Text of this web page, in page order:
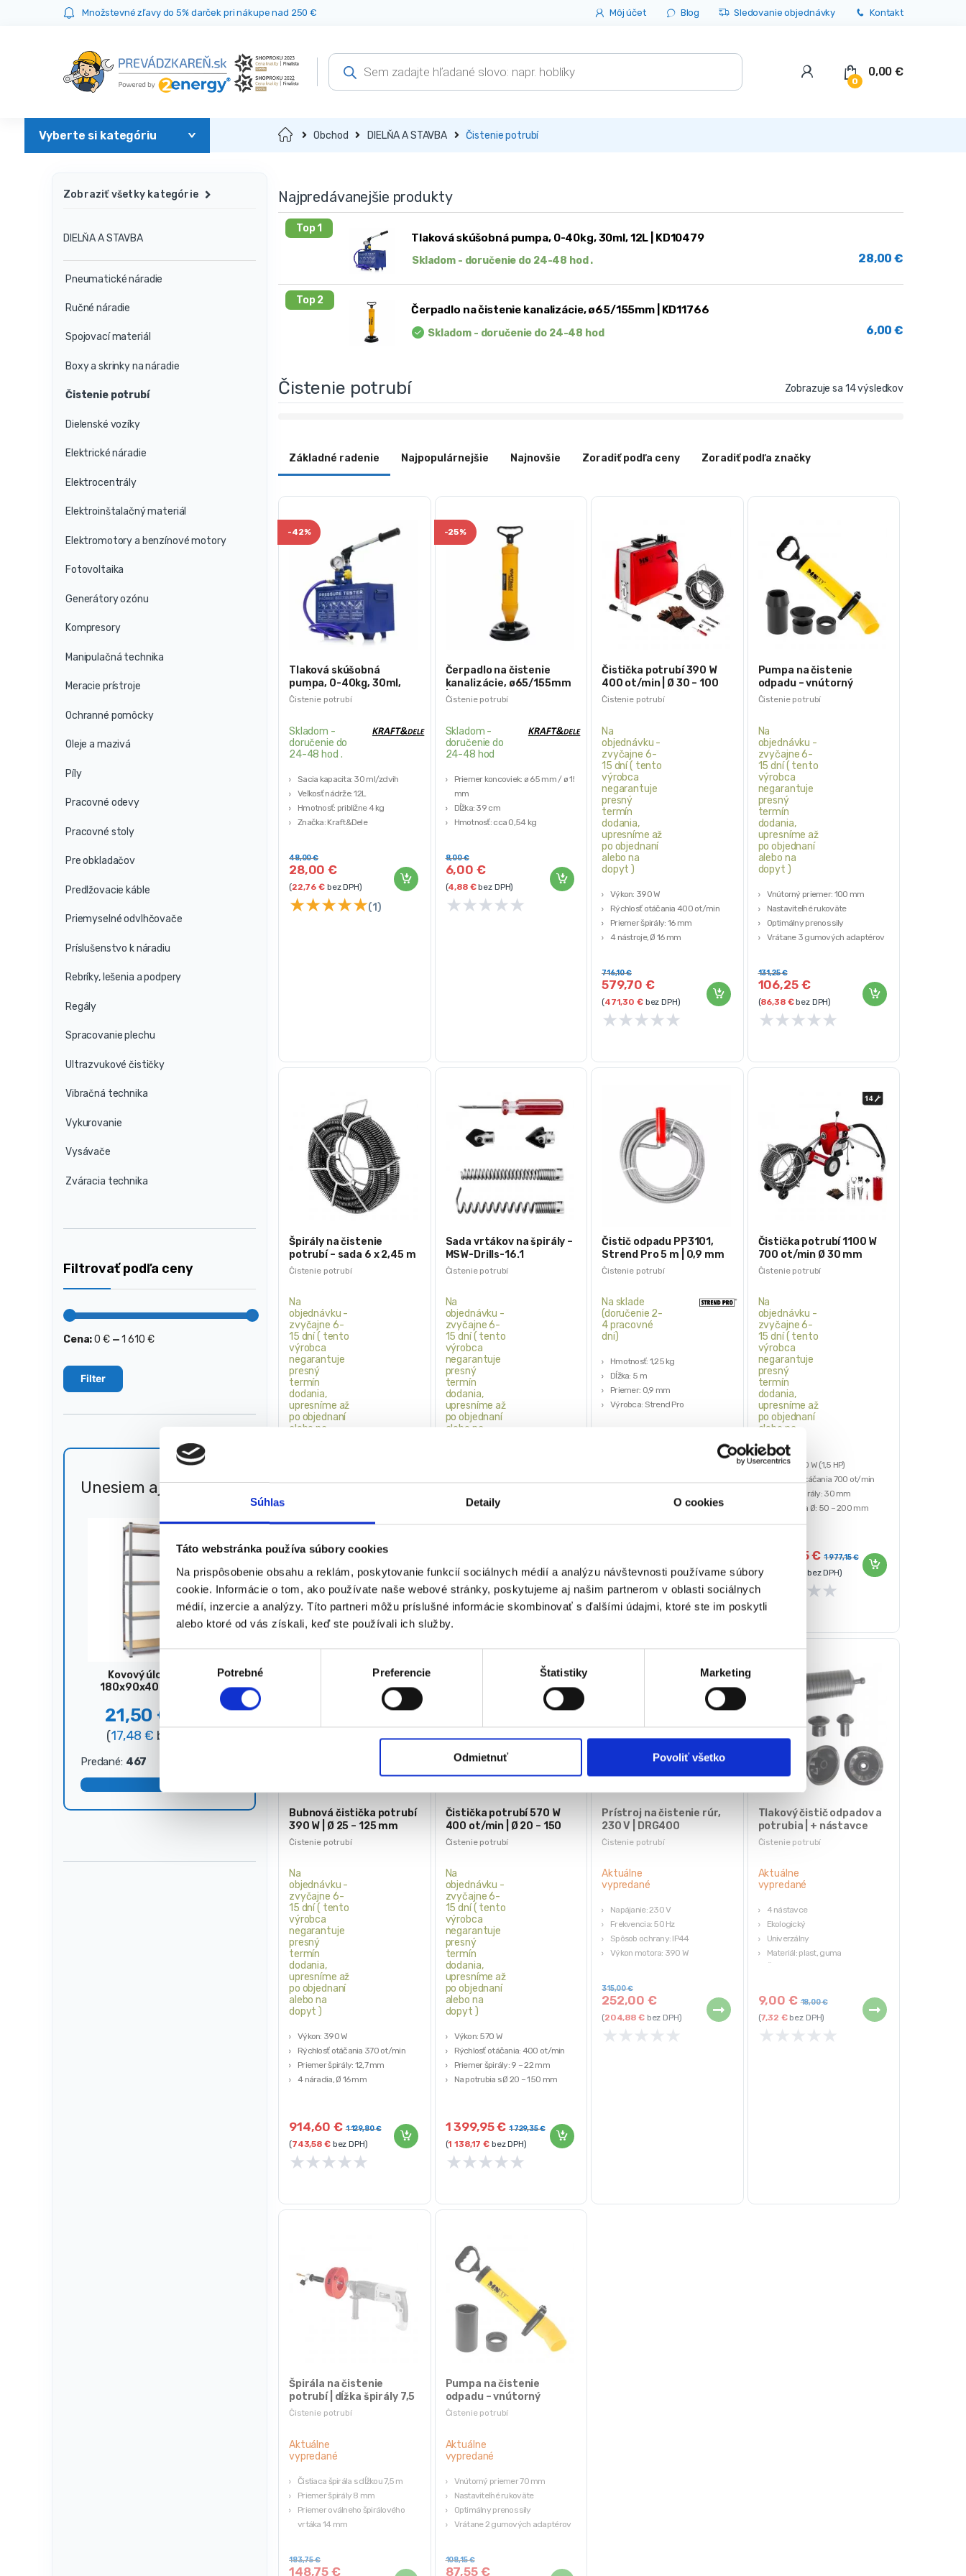
Súhlas Detaily O cookies
Táto webstránka používa súbory cookies
Na prispôsobenie obsahu a reklám, poskytovanie funkcií sociálnych médií a analýzu návštevnosti používame súbory
cookie. Informácie o tom, ako používate naše webové stránky, poskytujeme aj našim partnerom v oblasti sociálnych
médií, inzercie a analýzy. Títo partneri môžu príslušné informácie skombinovať s ďalšími údajmi, ktoré ste im poskytli
alebo ktoré od vás získali, keď ste používali ich služby.
V
ý
e
r
s
h
l
a
Potrebné Preferencie Štatistiky Marketing
Odmietnuť Povoliť všetko
Množstevné zľavy do 5% darček pri nákupe nad 250 € Môj účet Blog Sledovanie objednávky Kontakt
Products
search
0
0,00€
Domov Obchod DIELŇA A STAVBA Čistenie potrubí
Najpredávanejšie produkty
Top 1
Tlaková skúšobná pumpa, 0-40kg, 30ml, 12L | KD10479
28,00€
Skladom - doručenie do 24-48 hod .
Top 2
Čerpadlo na čistenie kanalizácie, ø65/155mm | KD11766
6,00€
Skladom - doručenie do 24-48 hod
Čistenie potrubí Zobrazuje sa 14 výsledkov
Základné radenie Najpopulárnejšie Najnovšie Zoradiť podľa ceny Zoradiť podľa značky
Čistenie potrubí
-42%
Tlaková skúšobná
pumpa, 0-40kg, 30ml,
12L | KD10479
Skladom -
doručenie do
24-48 hod .
Sacia kapacita: 30 ml/zdvih
Veľkosť nádrže: 12L
Hmotnosť: približne 4 kg
Značka: Kraft&Dele
28,00€
48,00€
(22,76€bez DPH)
★★★★★(1)
Čistenie potrubí
-25%
Čerpadlo na čistenie
kanalizácie, ø65/155mm
| KD11766
Skladom -
doručenie do
24-48 hod
Priemer koncoviek: ø 65 mm / ø 155
mm
Dĺžka: 39 cm
Hmotnosť: cca 0,54 kg
6,00 €
8,00€
(4,88 €bez DPH)
★★★★★
Čistenie potrubí
Čistička potrubí 390 W
400 ot/min | Ø 30 – 100
mm
Na
objednávku -
zvyčajne 6-
15 dní ( tento
výrobca
negarantuje
presný
termín
dodania,
upresníme až
po objednaní
alebo na
dopyt )
Výkon: 390 W
Rýchlosť otáčania 400 ot/min
Priemer špirály: 16 mm
4 nástroje, Ø 16 mm
579,70€
716,10€
(471,30 €bez DPH)
★★★★★
Čistenie potrubí
Pumpa na čistenie
odpadu – vnútorný
priemer 100 mm
Na
objednávku -
zvyčajne 6-
15 dní ( tento
výrobca
negarantuje
presný
termín
dodania,
upresníme až
po objednaní
alebo na
dopyt )
Vnútorný priemer: 100 mm
Nastaviteľné rukoväte
Optimálny prenos sily
Vrátane 3 gumových adaptérov
106,25 €
131,25€
(86,38 €bez DPH)
★★★★★
Čistenie potrubí
Špirály na čistenie
potrubí – sada 6 x 2,45 m
/ Ø 16 mm
Na
objednávku -
zvyčajne 6-
15 dní ( tento
výrobca
negarantuje
presný
termín
dodania,
upresníme až
po objednaní
alebo na
Materiál: pružinová oceľ
192,95€
238,35 €
(156,87€bez DPH)
★★★★★
Čistenie potrubí
Sada vrtákov na špirály –
MSW-Drills-16.1
Na
objednávku -
zvyčajne 6-
15 dní ( tento
výrobca
negarantuje
presný
termín
dodania,
upresníme až
po objednaní
alebo na
Univerzálne použitie
Čistenie bez chemikálií
(51,83€bez DPH)
★★★ ★★
Čistenie potrubí
Čistič odpadu PP3101,
Strend Pro 5 m | 0,9 mm
Na sklade
(doručenie 2-
4 pracovné
dni)
Hmotnosť: 1,25 kg
Dĺžka: 5 m
Priemer: 0,9 mm
Výrobca: Strend Pro
★★★★★
Čistenie potrubí
Čistička potrubí 1100 W
700 ot/min Ø 30 mm
Na
objednávku -
zvyčajne 6-
15 dní ( tento
výrobca
negarantuje
presný
termín
dodania,
upresníme až
po objednaní
alebo na
dopyt )
Výkon: 1100 W (1,5 HP)
Rýchlosť otáčania 700 ot/min
Priemer špirály: 30 mm
Na potrubia Ø: 50 – 200 mm
Veľké kolesá – jednoduchá mobilita
1 600,55€ 1 977,15€
(1 301,26 bez DPH)
★ ★★
Čistenie potrubí
Bubnová čistička potrubí
390 W | Ø 25 – 125 mm
Na
objednávku -
zvyčajne 6-
15 dní ( tento
výrobca
negarantuje
presný
termín
dodania,
upresníme až
po objednaní
alebo na
dopyt )
Výkon: 390 W
Rýchlosť otáčania 370 ot/min
Priemer špirály: 12,7 mm
4 náradia, Ø 16 mm
914,60€ 1 129,80€
(743,58 €bez DPH)
★★★★★
Čistenie potrubí
Čistička potrubí 570 W
400 ot/min | Ø 20 – 150
mm
Na
objednávku -
zvyčajne 6-
15 dní ( tento
výrobca
negarantuje
presný
termín
dodania,
upresníme až
po objednaní
alebo na
dopyt )
Výkon: 570 W
Rýchlosť otáčania: 400 ot/min
Priemer špirály: 9 – 22 mm
Na potrubia s Ø 20 – 150 mm
1 399,95€ 1 729,35€
(1 138,17€ bez DPH)
★★★★★
Čistenie potrubí
Prístroj na čistenie rúr,
230 V | DRG400
Aktuálne
vypredané
Napájanie: 230 V
Frekvencia: 50 Hz
Spôsob ochrany: IP44
Výkon motora: 390 W
252,00€
315,00€
(204,88 €bez DPH)
★ ★ ★ ★ ★
Čistenie potrubí
Tlakový čistič odpadov a
potrubia | + nástavce
Aktuálne
vypredané
4 nástavce
Ekologický
Univerzálny
Materiál: plast, guma
9,00 € 18,00€
(7,32 €bez DPH)
★ ★ ★ ★ ★
Čistenie potrubí
Špirála na čistenie
potrubí | dĺžka špirály 7,5
m
Aktuálne
vypredané
Čistiaca špirála s dĺžkou 7,5 m
Priemer špirály 8 mm
Priemer oválneho špirálového
vrtáka 14 mm
Zaisťovací mechanizmus
148,75€
183,75€
Čistenie potrubí
Pumpa na čistenie
odpadu – vnútorný
priemer 70 mm
Aktuálne
vypredané
Vnútorný priemer 70 mm
Nastaviteľné rukoväte
Optimálny prenos sily
Vrátane 2 gumových adaptérov
87,55 €
108,15€
Zobraziť všetky kategórie
DIELŇA A STAVBA
Pneumatické náradie
Ručné náradie
Spojovací materiál
Boxy a skrinky na náradie
Čistenie potrubí
Dielenské vozíky
Elektrické náradie
Elektrocentrály
Elektroinštalačný materiál
Elektromotory a benzínové motory
Fotovoltaika
Generátory ozónu
Kompresory
Manipulačná technika
Meracie prístroje
Ochranné pomôcky
Oleje a mazivá
Píly
Pracovné odevy
Pracovné stoly
Pre obkladačov
Predlžovacie káble
Priemyselné odvlhčovače
Príslušenstvo k náradiu
Rebríky, lešenia a podpery
Regály
Spracovanie plechu
Ultrazvukové čističky
Vibračná technika
Vykurovanie
Vysávače
Zváracia technika
Filtrovať podľa ceny
Minimálna
Maximálna
Filter
Cena:0 €—1 610 €
Unesiem aj 🐎 Zľava
Kovový úložný regál,
180x90x40 cm, 875 kg,
21,50 €
(17,48€ bez DPH)
Predané: 467